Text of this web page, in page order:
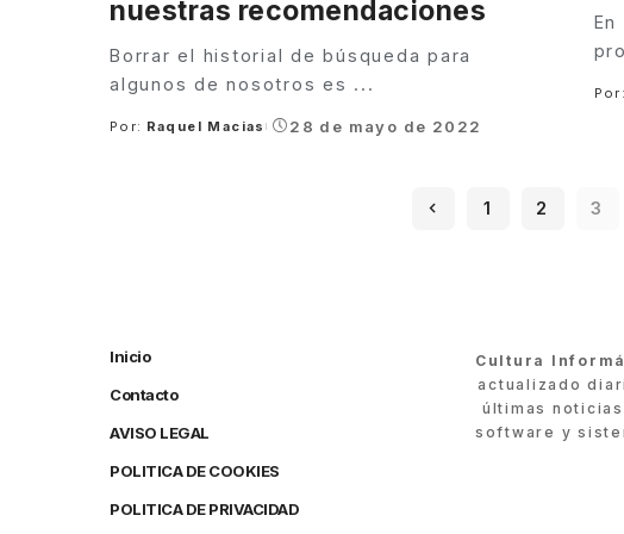
nuestras recomendaciones
Borrar el historial de búsqueda para
algunos de nosotros es ...
Posted
Por: Raquel Macias 28 de mayo de 2022
Por:
1 2 3
Inicio
Contacto
AVISO LEGAL
POLITICA DE COOKIES
POLITICA DE PRIVACIDAD
Cultura
actualizado
últimas
software y